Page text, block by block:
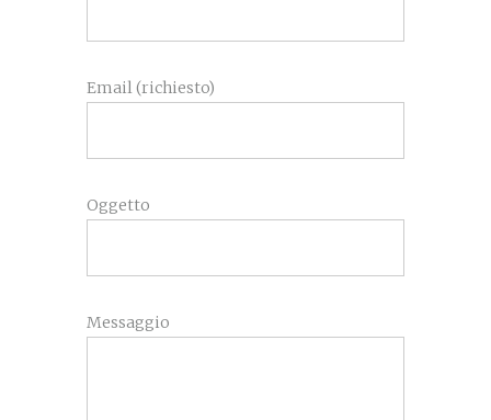
Email (richiesto)
Oggetto
Messaggio